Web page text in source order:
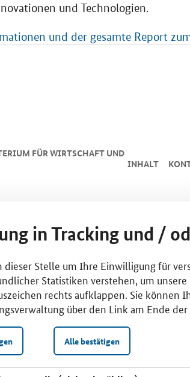
und Technologien.
und der gesamte Report
FÜR WIRTSCHAFT UND
INHALT
in Tracking und /
dieser Stelle um Ihre Einwilligung für
Statistiken verstehen, um
rechts aufklappen. Sie
über den Link am Ende
Alle bestätigen